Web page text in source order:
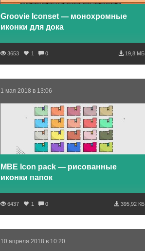
Groovie Iconset — монохромные
иконки для дока
3653 1 0 19,8 МБ
1 мая 2018 в 13:06
MBE Icon pack — рисованные
иконки папок
6437 1 0 395,92 КБ
10 апреля 2018 в 10:20